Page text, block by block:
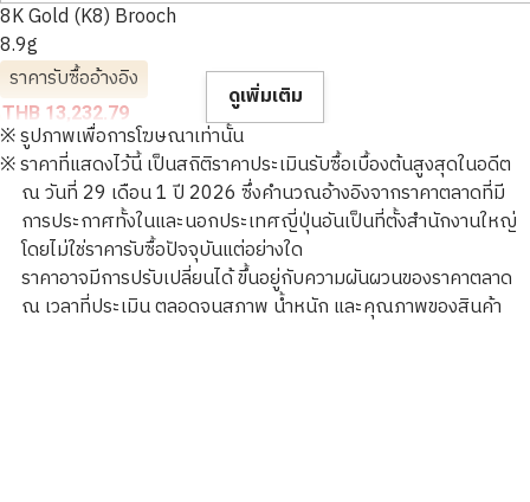
8K Gold (K8) Brooch
8.9g
ราคารับซื้ออ้างอิง
THB 13,232.79
ดูเพิ่มเติม
※ รูปภาพเพื่อการโฆษณาเท่านั้น
※ ราคาที่แสดงไว้นี้ เป็นสถิติราคาประเมินรับซื้อเบื้องต้นสูงสุดในอดีต
ณ วันที่ 29 เดือน 1 ปี 2026 ซึ่งคำนวณอ้างอิงจากราคาตลาดที่มี
การประกาศทั้งในและนอกประเทศญี่ปุ่นอันเป็นที่ตั้งสำนักงานใหญ่
โดยไม่ใช่ราคารับซื้อปัจจุบันแต่อย่างใด
ราคาอาจมีการปรับเปลี่ยนได้ ขึ้นอยู่กับความผันผวนของราคาตลาด
ณ เวลาที่ประเมิน ตลอดจนสภาพ น้ำหนัก และคุณภาพของสินค้า